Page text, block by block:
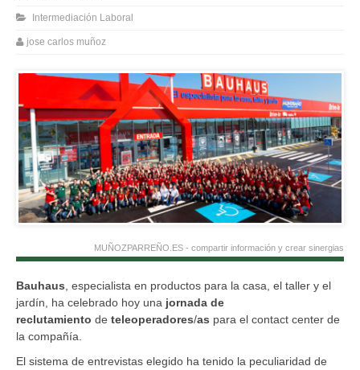
Intermediación Laboral
jose carlos muñoz
MUÑOZPARREÑO.ES - compartir información y crear sinergias
Bauhaus , especialista en productos para la casa, el taller y el
jardín, ha celebrado hoy una jornada de
reclutamiento de teleoperadores/as para el contact center de
la compañía.
El sistema de entrevistas elegido ha tenido la peculiaridad de